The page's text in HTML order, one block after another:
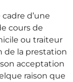
d’une
cours de
ou traiteur
de la prestation
acceptation
raison que